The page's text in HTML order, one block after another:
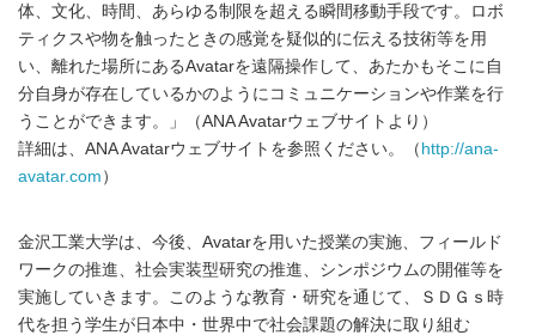
体、文化、時間、あらゆる制限を超える瞬間移動手段です。ロボ
ティクスや物を触ったときの感覚を疑似的に伝える技術等を用
い、離れた場所にあるAvatarを遠隔操作して、あたかもそこに自
分自身が存在しているかのようにコミュニケーションや作業を行
うことができます。」（ANA Avatarウェブサイトより）
詳細は、ANA Avatarウェブサイトを参照ください。（ http://ana-
avatar.com ）
金沢工業大学は、今後、Avatarを用いた授業の実施、フィールド
ワークの推進、社会実装型研究の推進、シンポジウムの開催等を
実施していきます。このような教育・研究を通じて、ＳＤＧｓ時
代を担う学生が日本中・世界中で社会課題の解決に取り組む